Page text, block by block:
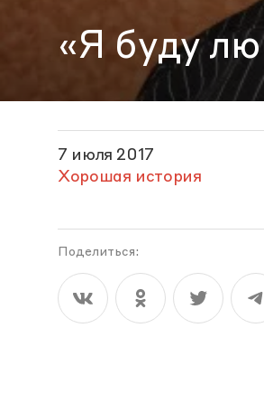
«Я буду
7 июля 2017
Хорошая история
Поделиться: